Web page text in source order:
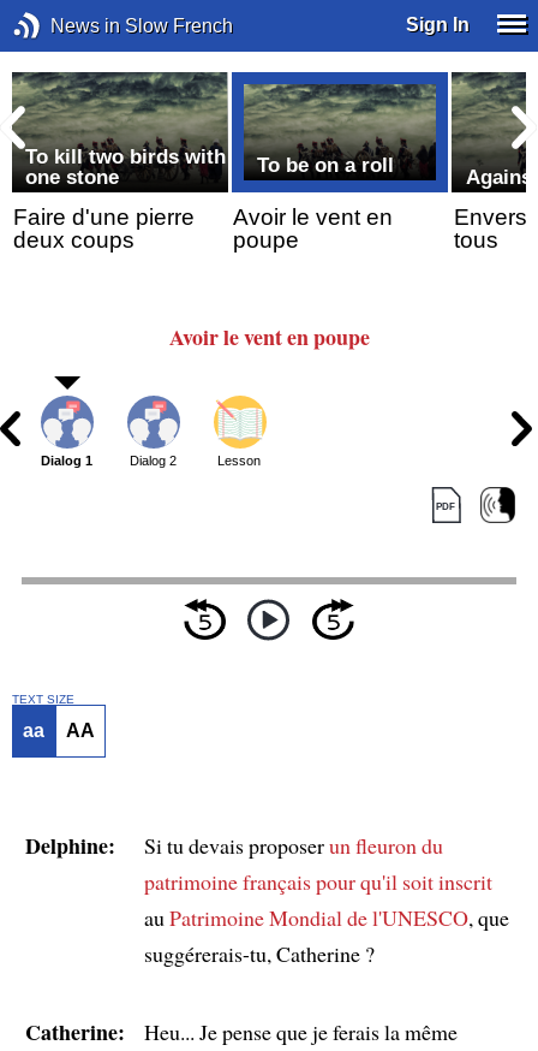
News in Slow French Sign In
To kill two birds with
one stone
Faire d'une pierre
deux coups
To be on a roll
Avoir le vent en
poupe
Envers
tous
Avoirle venten poupe
Dialog 1 Dialog 2 Lesson
TEXT SIZE
aa AA
Delphine: Si tu devais proposerun fleuron du
patrimoine françaispour qu'il soit inscrit
au Patrimoine Mondial de l'UNESCO, que
suggérerais-tu, Catherine ?
Catherine:
Heu... Je pense que je ferais la même